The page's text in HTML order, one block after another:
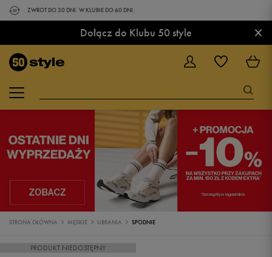
ZWROT DO 30 DNI. W KLUBIE DO 60 DNI.
Dołącz do Klubu 50 style ×
STRONA GŁÓWNA MĘSKIE UBRANIA SPODNIE
PRODUKT NIEDOSTĘPNY